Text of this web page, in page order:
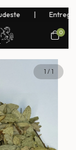
Entrega
0
1 / 1